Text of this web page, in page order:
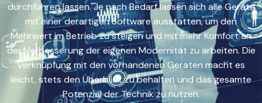
durchführen lassen. Je nach Bedarf lassen sich alle Geräte
mit einer derartigen Software ausstatten, um den
Mehrwert im Betrieb zu steigen und mit mehr Komfort an
der Verbesserung der eigenen Modernität zu arbeiten. Die
Verknüpfung mit den vorhandenen Geräten macht es
leicht, stets den Überblick zu behalten und das gesamte
Potenzial der Technik zu nutzen.